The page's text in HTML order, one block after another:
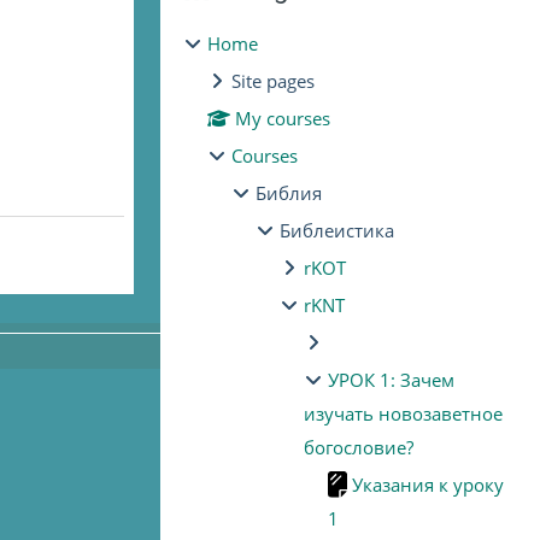
Home
Site pages
My courses
Courses
Библия
Библеистика
rKOT
rKNT
УРОК 1: Зачем
изучать новозаветное
богословие?
Указания к уроку
1